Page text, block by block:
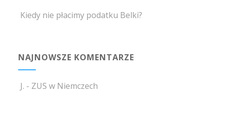
Kiedy nie płacimy podatku Belki?
NAJNOWSZE KOMENTARZE
J. - ZUS w Niemczech